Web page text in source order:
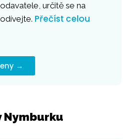
určitě se na
Přečíst celou
→
Nymburku